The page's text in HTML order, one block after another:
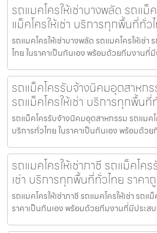
รถแมคโครให้เช่าบางพลัด รถแม็
แม็คโครให้เช่า บริการทุกพื้นที่ทั่ว
รถแมคโครให้เช่าบางพลัด รถแมคโครให้เช่า
ไทย ในราคาเป็นกันเอง พร้อมด้วยทีมงานที่
รถแม็คโครรับจ้างนิคมอุตสาหก
รถแม็คโครให้เช่า บริการทุกพื้นที่
รถแม็คโครรับจ้างนิคมอุตสาหกรรม รถแมคโ
บริการทั่วไทย ในราคาเป็นกันเอง พร้อมด้ว
รถแมคโครให้เช่าภาชี รถแม็คโค
เช่า บริการทุกพื้นที่ทั่วไทย ราคา
รถแมคโครให้เช่าภาชี รถแมคโครให้เช่า รถแ
ราคาเป็นกันเอง พร้อมด้วยทีมงานที่มีประส